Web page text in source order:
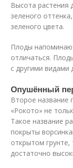
Высота растения
зеленого
зеленого цвета.
Плоды
отличаться.
с другими видами
Опушённый
Второе название
«Рокото» не
Такое название
покрыты
открытом грунте,
достаточно